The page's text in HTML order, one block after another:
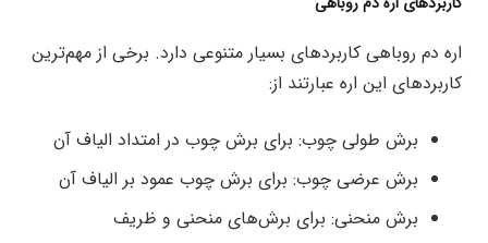
اره دم روباهی کاربردهای بسیار متنوعی دارد. برخی از مهم‌ترین
کاربردهای این اره عبارتند از:
برش طولی چوب: برای برش چوب در امتداد الیاف آن
برش عرضی چوب: برای برش چوب عمود بر الیاف آن
برش منحنی: برای برش‌های منحنی و ظریف